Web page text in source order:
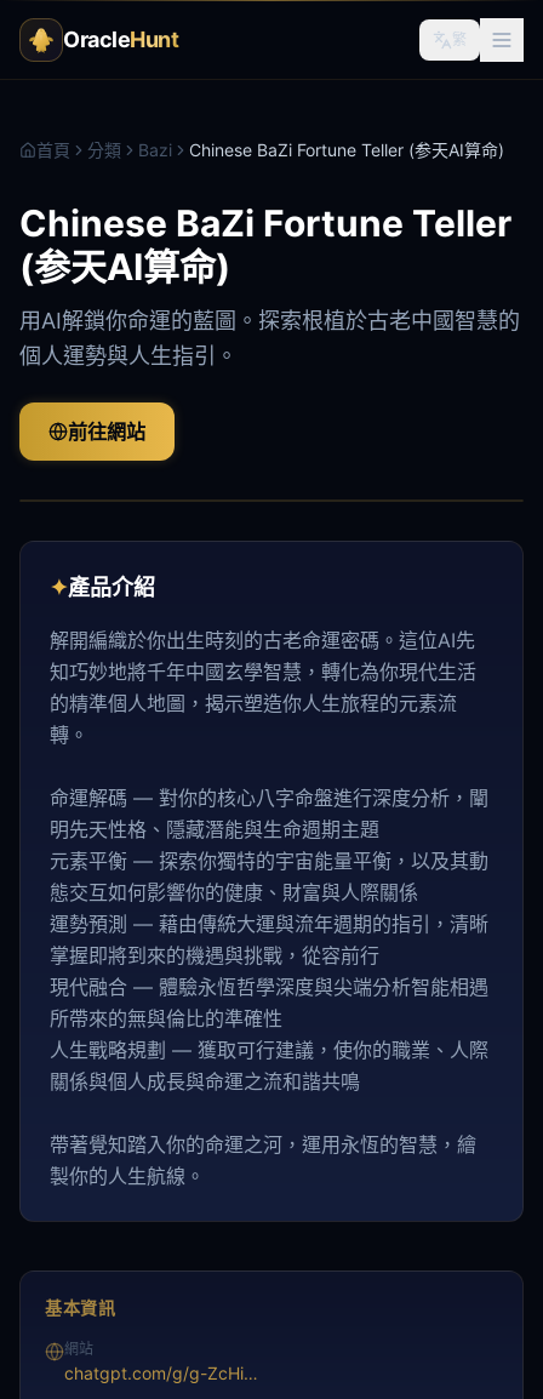
OracleHunt 繁
首頁 分類 Bazi Chinese BaZi Fortune Teller (参天AI算命)
Chinese BaZi Fortune Teller
(参天AI算命)
用AI解鎖你命運的藍圖。探索根植於古老中國智慧的
個人運勢與人生指引。
前往網站
✦產品介紹
解開編織於你出生時刻的古老命運密碼。這位AI先
知巧妙地將千年中國玄學智慧，轉化為你現代生活
的精準個人地圖，揭示塑造你人生旅程的元素流
轉。
命運解碼 — 對你的核心八字命盤進行深度分析，闡
明先天性格、隱藏潛能與生命週期主題
元素平衡 — 探索你獨特的宇宙能量平衡，以及其動
態交互如何影響你的健康、財富與人際關係
運勢預測 — 藉由傳統大運與流年週期的指引，清晰
掌握即將到來的機遇與挑戰，從容前行
現代融合 — 體驗永恆哲學深度與尖端分析智能相遇
所帶來的無與倫比的準確性
人生戰略規劃 — 獲取可行建議，使你的職業、人際
關係與個人成長與命運之流和諧共鳴
帶著覺知踏入你的命運之河，運用永恆的智慧，繪
製你的人生航線。
基本資訊
網站
chatgpt.com/g/g-ZcHiHNtc5-chinese-bazi-fortune-teller-can-tian-aisuan-ming